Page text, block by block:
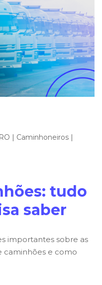
| Caminhoneiros |
tudo
saber
importantes sobre as
caminhões e como